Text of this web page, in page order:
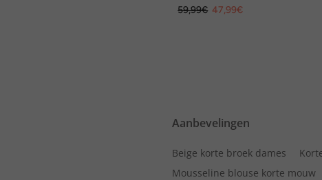
59,99€ 47,99€
Aanbevelingen
Beige korte broek dames
Mousseline blouse korte mouw